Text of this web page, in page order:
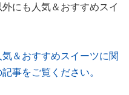
にも人気＆おすすめスイ
＆おすすめスイーツに関
事をご覧ください。